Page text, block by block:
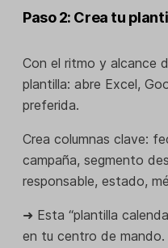
Paso 2: Crea tu
Con el ritmo y alcance
plantilla: abre Excel,
preferida.
Crea columnas clave:
campaña, segmento
responsable, estado,
➜ Esta “plantilla
en tu centro de mando.